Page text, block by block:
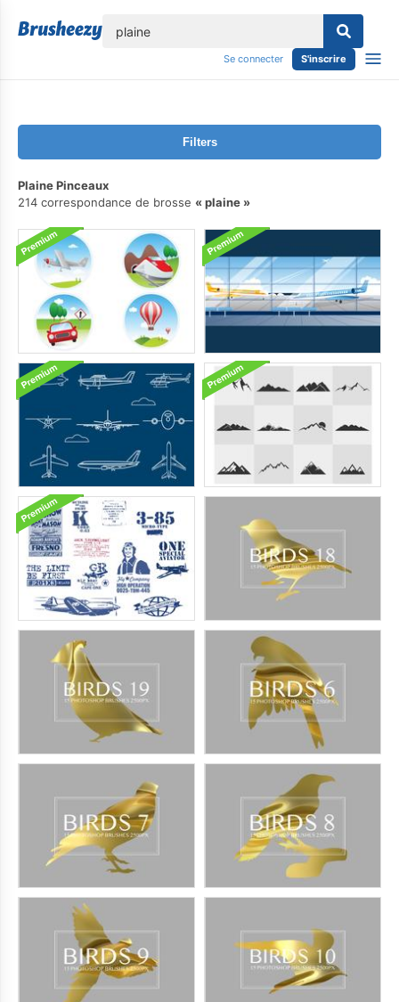
Se connecter S'inscrire
Filters
Plaine Pinceaux
214 correspondance de brosse
plaine